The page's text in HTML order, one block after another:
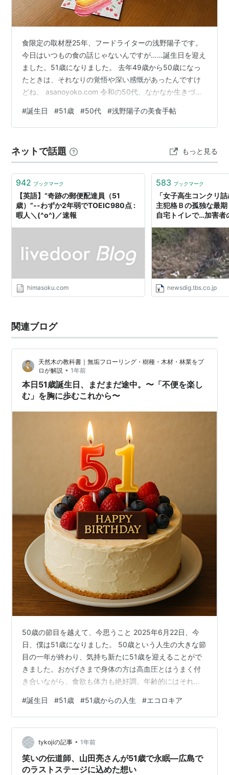
食限定の取材歴25年、フードライターの浅野陽子です。
今日はいつもの食の話じゃないんですが……誕生日を迎え
ました。51歳になりました。 去年49歳から50歳になっ
たときは、それなりの覚悟や深い感慨があったんですけ
どね。 asanoyoko.com 令和の50代、なかなか生きづら
ワインとつまみ（今夜飲む）とコスメ。 50代も2年目に
なると「もういいよ、勝手にして！」（笑）みたいな、
ってどんどん図太くなっていくんだろうな。 しかし世の
中は「ルッキズム」や「アンチエイジング」がトレンド
というよ…
#誕生日 #51歳 #50代 #浅野陽子の美食手帖
ネットで話題 もっと見る
942 ブックマーク
【英語】“奇跡の郵便配達員（51
歳）”--わずか2年弱でTOEIC980点 :
暇人＼(^o^)／速報
himasoku.com
583 ブックマーク
「女子高生コンクリ
主犯格Ｂの孤独な最
自宅トイレで…加害者
NEWS DIG
newsdig.tbs.co.jp
関連ブログ
天然木の教科書｜無垢フローリング・樹種・木材・林業をプ
ロが解説 • 1年前
本日51歳誕生日、まだまだ途中。〜「不便を楽し
む」を胸に歩むこれから〜
50歳の節目を越えて、今思うこと 2025年6月22日、今
日、僕は51歳になりました。 50歳という人生の大きな節
目の一年が終わり、気持ち新たに51歳を迎えることがで
きました。おかげさまで身体の方は高血圧とはうまく付
き合いながら、食欲も体力も絶好調。年齢的にはそれな
きで元気いっぱいです。 「不便を楽しむ」というコンセ
プトとの出会い この「50歳の一年」は、僕にとって本当
に思い出深く、印象的な一年になりました。 まず大きな
出来事のひとつが、エコロキアのブランディングコンサ
ルタントを受けたことです。自分が立ち上げた会社を外
の視点から見直す機会となり…
#誕生日 #51歳 #51歳からの人生 #エコロキア
tykojiの記事 • 1年前
笑いの伝道師、山田亮さんが51歳で永眠—広島で
のラストステージに込めた想い